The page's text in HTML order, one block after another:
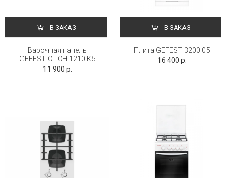
В ЗАКАЗ
Варочная панель
GEFEST СГ СН 1210 К5
11 900 р.
В ЗАКАЗ
Плита GEFEST 3200 05
16 400 р.